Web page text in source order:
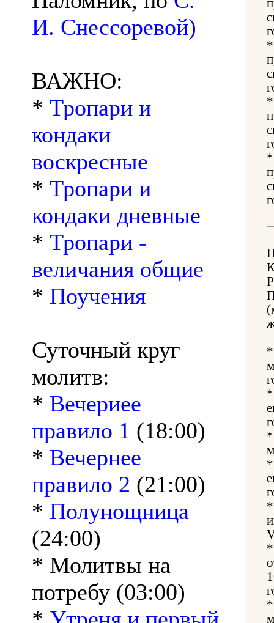
И. Снессоревой)
ВАЖНО:
* Тропари и
кондаки
воскресные
* Тропари и
кондаки дневные
* Тропари -
величания общие
* Поучения
Суточный круг
молитв:
* Вечериее
правило 1 (18:00)
* Вечернее
правило 2 (21:00)
* Полунощница
(24:00)
* Молитвы на
потребу (03:00)